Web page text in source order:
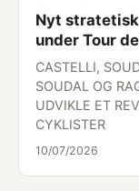
Nyt
under Tour
CASTELLI,
SOUDAL OG
UDVIKLE ET
CYKLISTER
10/07/2026